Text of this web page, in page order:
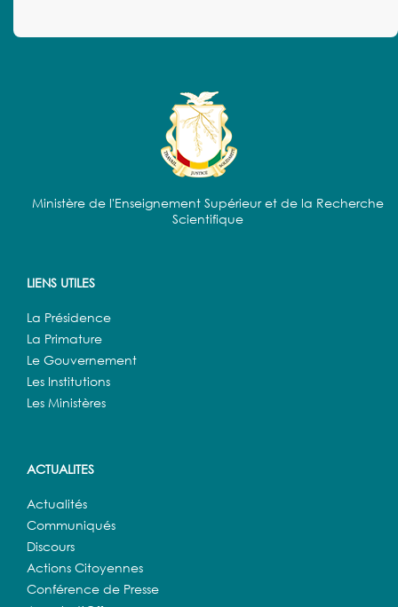
Ministère de l'Enseignement Supérieur et de la Recherche
Scientifique
LIENS UTILES
La Présidence
La Primature
Le Gouvernement
Les Institutions
Les Ministères
ACTUALITES
Actualités
Communiqués
Discours
Actions Citoyennes
Conférence de Presse